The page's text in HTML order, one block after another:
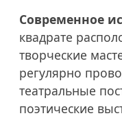
Современное
квадрате
творческие
регулярно
театральные
поэтические